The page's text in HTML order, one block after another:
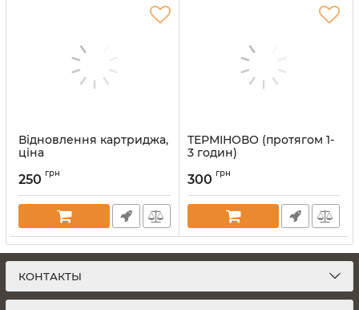
Відновлення картриджа,
ціна
250 грн
ТЕРМІНОВО (протягом 1-
3 годин)
300 грн
КОНТАКТЫ